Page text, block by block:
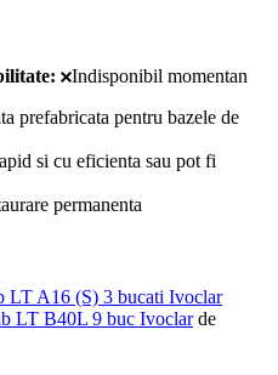
Indisponibil momentan
prefabricata pentru bazele de
si cu eficienta sau pot fi
permanenta
Ivoclar
LT B40L 9 buc Ivoclar de